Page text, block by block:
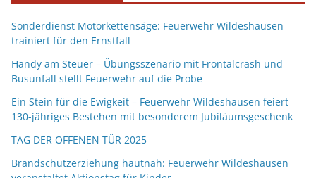
Sonderdienst Motorkettensäge: Feuerwehr Wildeshausen
trainiert für den Ernstfall
Handy am Steuer – Übungsszenario mit Frontalcrash und
Busunfall stellt Feuerwehr auf die Probe
Ein Stein für die Ewigkeit – Feuerwehr Wildeshausen feiert
130-jähriges Bestehen mit besonderem Jubiläumsgeschenk
TAG DER OFFENEN TÜR 2025
Brandschutzerziehung hautnah: Feuerwehr Wildeshausen